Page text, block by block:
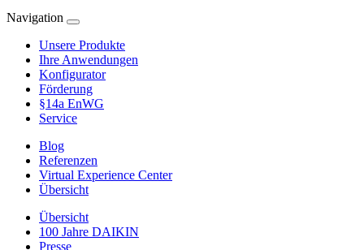
Navigation
Unsere Produkte
Ihre Anwendungen
Konfigurator
Förderung
§14a EnWG
Service
Blog
Referenzen
Virtual Experience Center
Übersicht
Übersicht
100 Jahre DAIKIN
Presse